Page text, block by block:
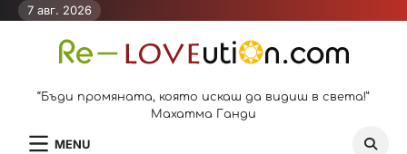
Skip7 авг. 2026
“Бъди промяната, която искаш да видиш в света!”
Махатма Ганди
MENU